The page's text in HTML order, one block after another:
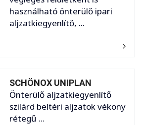
használható önterülő ipari
aljzatkiegyenlítő, ...
SCHÖNOX UNIPLAN
Önterülő aljzatkiegyenlítő
szilárd beltéri aljzatok vékony
rétegű ...